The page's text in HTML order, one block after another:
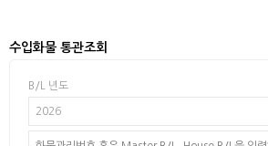
수입화물 통관조회
B/L 년도
2026